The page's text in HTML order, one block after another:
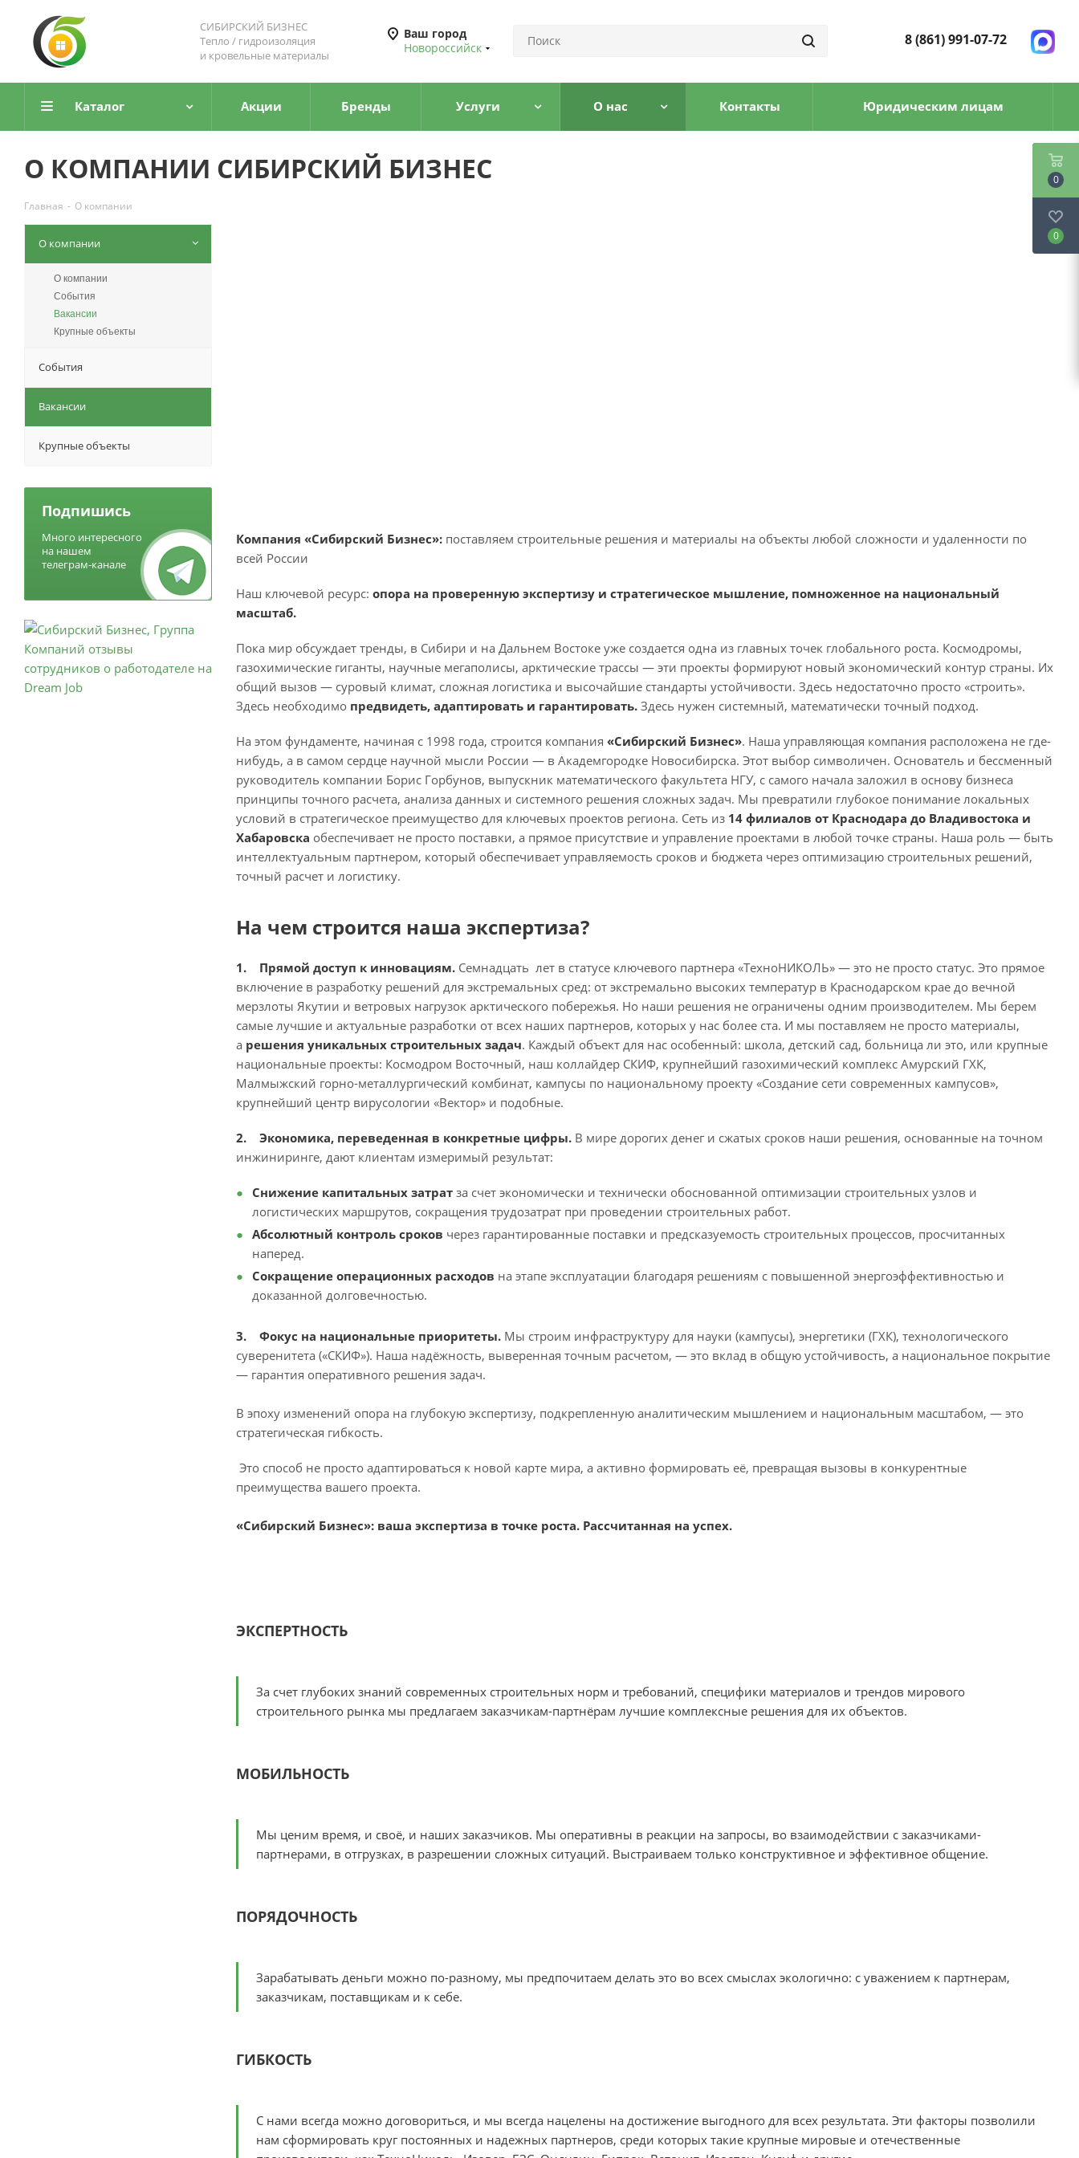
СИБИРСКИЙ БИЗНЕС
Тепло / гидроизоляция
и кровельные материалы
Ваш город
Новороссийск
8 (861) 991-07-72
Каталог Акции Бренды Услуги О нас Контакты Юридическим лицам
О КОМПАНИИ СИБИРСКИЙ БИЗНЕС
Главная - О компании
Компания «Сибирский Бизнес»: поставляем строительные решения и материалы на объекты любой сложности и удаленности по
всей России
Наш ключевой ресурс: опора на проверенную экспертизу и стратегическое мышление, помноженное на национальный
масштаб.
Пока мир обсуждает тренды, в Сибири и на Дальнем Востоке уже создается одна из главных точек глобального роста. Космодромы,
газохимические гиганты, научные мегаполисы, арктические трассы — эти проекты формируют новый экономический контур страны. Их
общий вызов — суровый климат, сложная логистика и высочайшие стандарты устойчивости. Здесь недостаточно просто «строить».
Здесь необходимо предвидеть, адаптировать и гарантировать. Здесь нужен системный, математически точный подход.
На этом фундаменте, начиная с 1998 года, строится компания «Сибирский Бизнес». Наша управляющая компания расположена не где-
нибудь, а в самом сердце научной мысли России — в Академгородке Новосибирска. Этот выбор символичен. Основатель и бессменный
руководитель компании Борис Горбунов, выпускник математического факультета НГУ, с самого начала заложил в основу бизнеса
принципы точного расчета, анализа данных и системного решения сложных задач. Мы превратили глубокое понимание локальных
условий в стратегическое преимущество для ключевых проектов региона. Сеть из 14 филиалов от Краснодара до Владивостока и
Хабаровска обеспечивает не просто поставки, а прямое присутствие и управление проектами в любой точке страны. Наша роль — быть
интеллектуальным партнером, который обеспечивает управляемость сроков и бюджета через оптимизацию строительных решений,
точный расчет и логистику.
На чем строится наша экспертиза?
1. Прямой доступ к инновациям. Семнадцать лет в статусе ключевого партнера «ТехноНИКОЛЬ» — это не просто статус. Это прямое
включение в разработку решений для экстремальных сред: от экстремально высоких температур в Краснодарском крае до вечной
мерзлоты Якутии и ветровых нагрузок арктического побережья. Но наши решения не ограничены одним производителем. Мы берем
самые лучшие и актуальные разработки от всех наших партнеров, которых у нас более ста. И мы поставляем не просто материалы,
а решения уникальных строительных задач. Каждый объект для нас особенный: школа, детский сад, больница ли это, или крупные
национальные проекты: Космодром Восточный, наш коллайдер СКИФ, крупнейший газохимический комплекс Амурский ГХК,
Малмыжский горно-металлургический комбинат, кампусы по национальному проекту «Создание сети современных кампусов»,
крупнейший центр вирусологии «Вектор» и подобные.
2. Экономика, переведенная в конкретные цифры. В мире дорогих денег и сжатых сроков наши решения, основанные на точном
инжиниринге, дают клиентам измеримый результат:
Снижение капитальных затрат за счет экономически и технически обоснованной оптимизации строительных узлов и
логистических маршрутов, сокращения трудозатрат при проведении строительных работ.
Абсолютный контроль сроков через гарантированные поставки и предсказуемость строительных процессов, просчитанных
наперед.
Сокращение операционных расходов на этапе эксплуатации благодаря решениям с повышенной энергоэффективностью и
доказанной долговечностью.
3. Фокус на национальные приоритеты. Мы строим инфраструктуру для науки (кампусы), энергетики (ГХК), технологического
суверенитета («СКИФ»). Наша надёжность, выверенная точным расчетом, — это вклад в общую устойчивость, а национальное покрытие
— гарантия оперативного решения задач.
В эпоху изменений опора на глубокую экспертизу, подкрепленную аналитическим мышлением и национальным масштабом, — это
стратегическая гибкость.
Это способ не просто адаптироваться к новой карте мира, а активно формировать её, превращая вызовы в конкурентные
преимущества вашего проекта.
«Сибирский Бизнес»: ваша экспертиза в точке роста. Рассчитанная на успех.
ЭКСПЕРТНОСТЬ
За счет глубоких знаний современных строительных норм и требований, специфики материалов и трендов мирового
строительного рынка мы предлагаем заказчикам-партнёрам лучшие комплексные решения для их объектов.
МОБИЛЬНОСТЬ
Мы ценим время, и своё, и наших заказчиков. Мы оперативны в реакции на запросы, во взаимодействии с заказчиками-
партнерами, в отгрузках, в разрешении сложных ситуаций. Выстраиваем только конструктивное и эффективное общение.
ПОРЯДОЧНОСТЬ
Зарабатывать деньги можно по-разному, мы предпочитаем делать это во всех смыслах экологично: с уважением к партнерам,
заказчикам, поставщикам и к себе.
ГИБКОСТЬ
С нами всегда можно договориться, и мы всегда нацелены на достижение выгодного для всех результата. Эти факторы позволили
нам сформировать круг постоянных и надежных партнеров, среди которых такие крупные мировые и отечественные
О компании
О компании
События
Вакансии
Крупные объекты
События
Вакансии
Крупные объекты
Подпишись
Много интересного
на нашем
телеграм-канале
0
0